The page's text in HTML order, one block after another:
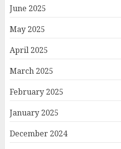
June 2025
May 2025
April 2025
March 2025
February 2025
January 2025
December 2024